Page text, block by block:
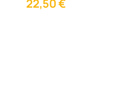
22,50€